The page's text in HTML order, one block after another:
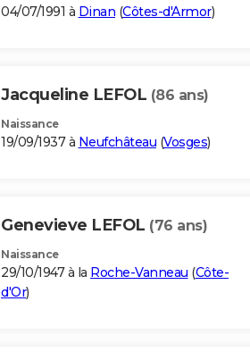
04/07/1991 à Dinan (Côtes-d'Armor)
Jacqueline LEFOL (86 ans)
Naissance
19/09/1937 à Neufchâteau (Vosges)
Genevieve LEFOL (76 ans)
Naissance
29/10/1947 à la Roche-Vanneau (Côte-
d'Or)